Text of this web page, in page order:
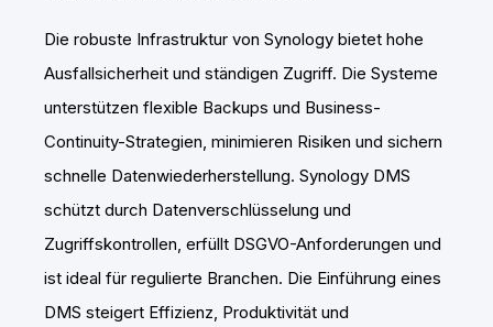
Die robuste Infrastruktur von Synology bietet hohe
Ausfallsicherheit und ständigen Zugriff. Die Systeme
unterstützen flexible Backups und Business-
Continuity-Strategien, minimieren Risiken und sichern
schnelle Datenwiederherstellung. Synology DMS
schützt durch Datenverschlüsselung und
Zugriffskontrollen, erfüllt DSGVO-Anforderungen und
ist ideal für regulierte Branchen. Die Einführung eines
DMS steigert Effizienz, Produktivität und